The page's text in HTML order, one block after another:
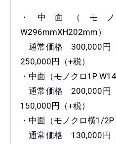
・中面（モ
W296mmXH202mm）
通常価格 300,000円
250,000円（+税）
・中面（モノクロ1P
通常価格 200,000円
150,000円（+税）
・中面（モノクロ横1/
通常価格 130,000円